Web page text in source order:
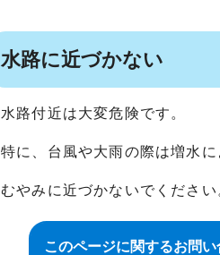
水路に近づかない
水路付近は大変危険です。
特に、台風や大雨の際は増水
むやみに近づかないでください
このページに関するお問